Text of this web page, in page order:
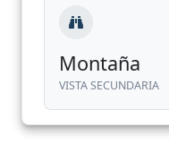
Montaña
VISTA SECUNDARIA